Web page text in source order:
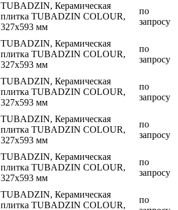
TUBADZIN, Керамическая
плитка TUBADZIN COLOUR,
327x593 мм
по
запросу
TUBADZIN, Керамическая
плитка TUBADZIN COLOUR,
327x593 мм
по
запросу
TUBADZIN, Керамическая
плитка TUBADZIN COLOUR,
327x593 мм
по
запросу
TUBADZIN, Керамическая
плитка TUBADZIN COLOUR,
327x593 мм
по
запросу
TUBADZIN, Керамическая
плитка TUBADZIN COLOUR,
327x593 мм
по
запросу
TUBADZIN, Керамическая
плитка TUBADZIN COLOUR,
по